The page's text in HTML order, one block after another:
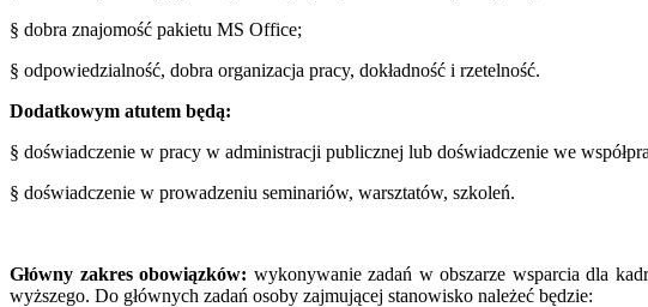
§ dobra znajomość pakietu MS Office;
§ odpowiedzialność, dobra organizacja pracy, dokładność i rzetelność.
Dodatkowym atutem będą:
§ doświadczenie w pracy w administracji publicznej lub doświadczenie we
§ doświadczenie w prowadzeniu seminariów, warsztatów, szkoleń.
Główny zakres obowiązków: wykonywanie zadań w obszarze wsparcia dla
wyższego. Do głównych zadań osoby zajmującej stanowisko należeć będzie: